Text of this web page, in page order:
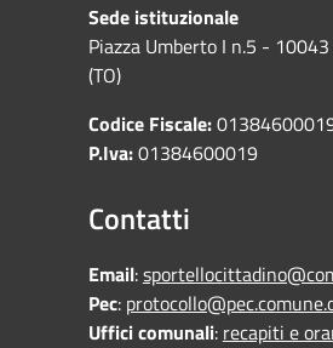
Sede istituzionale
Piazza Umberto I n.5 -
(TO)
Codice Fiscale:
P.Iva:01384600019
Contatti
Email:
Pec:
Uffici comunali: recapiti e